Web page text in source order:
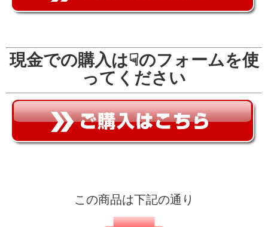
現金での購入は☟のフォームを使
ってください
この商品は下記の通り